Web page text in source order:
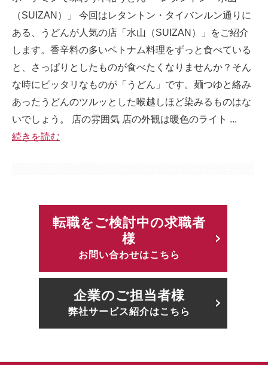
（SUIZAN）」 今回はレタントン・タイバンルン通りに
ある、うどんが人気の店「水山（SUIZAN）」をご紹介
します。香辛料の多いベトナム料理をずっと食べている
と、さっぱりとしたものが食べたくなりませんか？そん
な時にピッタリなものが「うどん」です。麺つゆと絡み
あったうどんのツルッとした喉越しほど染みるものはな
いでしょう。 店の雰囲気 店の外観は暖色のライト ...
続きを読む
転職をご検討中の求職者
様
お問い合わせはこちら
企業のご担当者様
弊社サービス紹介はこちら